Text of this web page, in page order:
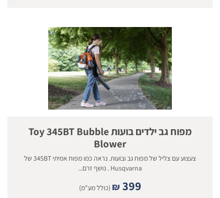
מפוח גב ילדים בועות Toy 345BT Bubble
Blower
צעצוע עם צליל של מפוח גב ובועות. נראה כמו מפוח אמיתי 345BT של
Husqvarna . נושף זרם...
₪ 399
(כולל מע"מ)